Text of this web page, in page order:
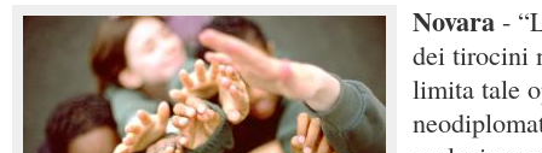
Novara -
dei tirocini
limita tale